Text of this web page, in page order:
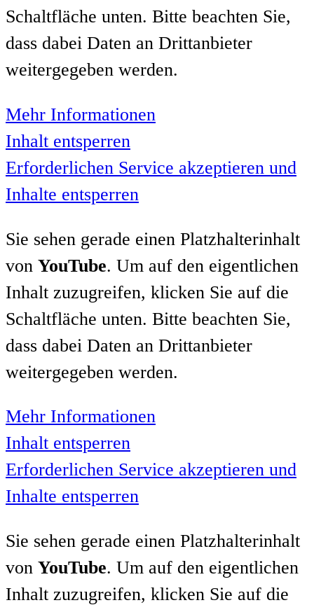
Schaltfläche unten. Bitte beachten Sie,
dass dabei Daten an Drittanbieter
weitergegeben werden.
Mehr Informationen
Inhalt entsperren
Erforderlichen Service akzeptieren und
Inhalte entsperren
Sie sehen gerade einen Platzhalterinhalt
von YouTube. Um auf den eigentlichen
Inhalt zuzugreifen, klicken Sie auf die
Schaltfläche unten. Bitte beachten Sie,
dass dabei Daten an Drittanbieter
weitergegeben werden.
Mehr Informationen
Inhalt entsperren
Erforderlichen Service akzeptieren und
Inhalte entsperren
Sie sehen gerade einen Platzhalterinhalt
von YouTube. Um auf den eigentlichen
Inhalt zuzugreifen, klicken Sie auf die